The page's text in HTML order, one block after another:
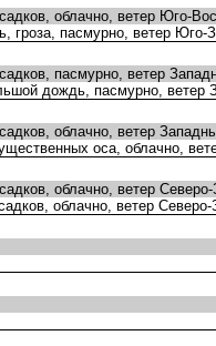
облачно, ветер Юго-
пасмурно, ветер Юго-
пасмурно, ветер
дождь, пасмурно, ветер
облачно, ветер
оса, облачно,
облачно, ветер
облачно, ветер